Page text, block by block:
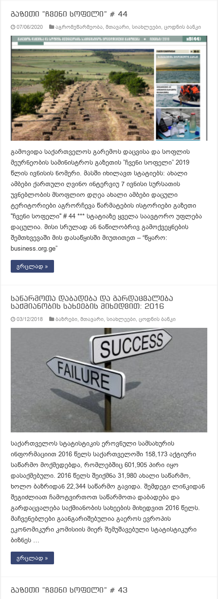
გაზეთი ”ჩვენი სოფელი” # 44
07/06/2020 აგრომეწარმეობა,მთავარი,სიახლეები,ცოდნის ბანკი
გამოვიდა საქართველოს გარემოს დაცვისა და სოფლის
მეურნეობის სამინისტროს გაზეთის ”ჩვენი სოფელი” 2019
წლის ივნისის ნომერი. მასში იხილავთ სტატიებს: ახალი
ამბები ქართული ღვინო ინტერვიუ 7 ივნისი სურსათის
უვნებლობის მსოფლიო დღეა ახალი ამბები დაცული
ტერიტორიები აგრორჩევა წარმატების ისტორიები გაზეთი
''ჩვენი სოფელი'' # 44 *** სტატიაზე ყველა საავტორო უფლება
დაცულია. მისი სრულად ან ნაწილობრივ გამოქვეყნების
შემთხვევაში მის დასაწყისში მიუთითეთ – “წყარო:
business.org.ge”
ვრცლად »
საწარმოთა დაბადება და გარდაცვალება
საქმიანობის სახეების მიხედვით: 2016
03/12/2018 ბაზრები,მთავარი,სიახლეები,ცოდნის ბანკი
საქართველოს სტატისტიკის ეროვნული სამსახურის
ინფორმაციით 2016 წელს საქართველოში 158,173 აქტიური
საწარმო მოქმედებდა, რომლებშიც 601,905 პირი იყო
დასაქმებული. 2016 წელს შეიქმნა 31,980 ახალი საწარმო,
ხოლო ბაზრიდან 22,344 საწარმო გავიდა. შემდეგი ლინკიდან
შეგიძლიათ ჩამოტვირთოთ საწარმოთა დაბადება და
გარდაცვალება საქმიანობის სახეების მიხედვით 2016 წელს.
მაჩვენებლები გაანგარიშებულია გაეროს ევროპის
ეკონომიკური კომისიის მიერ შემუშავებული სტატისტიკური
ბიზნეს …
ვრცლად »
გაზეთი ”ჩვენი სოფელი” # 43